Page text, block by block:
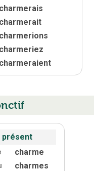
charmerais
charmerait
charmerions
charmeriez
charmeraient
présent
charme
charmes